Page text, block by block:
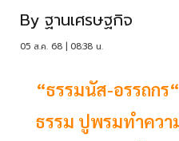
By ฐานเศรษฐกิจ
05 ส.ค. 68 | 08:38 น.
“ธรรมนัส-อรรถกร
ธรรม ปูพรมทำคว